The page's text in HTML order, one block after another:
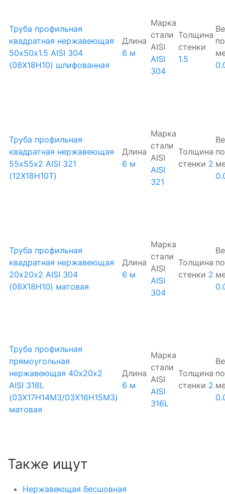
Труба профильная
квадратная нержавеющая
50х50х1.5 AISI 304
(08Х18Н10) шлифованная
Длина
6 м
Марка
стали
AISI
AISI
304
Толщина
стенки
1.5
Труба профильная
квадратная нержавеющая
55х55х2 AISI 321
(12Х18Н10Т)
Длина
6 м
Марка
стали
AISI
AISI
321
Толщина
стенки 2
Труба профильная
квадратная нержавеющая
20х20х2 AISI 304
(08Х18Н10) матовая
Длина
6 м
Марка
стали
AISI
AISI
304
Толщина
стенки 2
Труба профильная
прямоугольная
нержавеющая 40х20х2
AISI 316L
(03Х17Н14М3/03Х16Н15М3)
матовая
Длина
6 м
Марка
стали
AISI
AISI
316L
Толщина
стенки 2
Также ищут
Нержавеющая бесшовная